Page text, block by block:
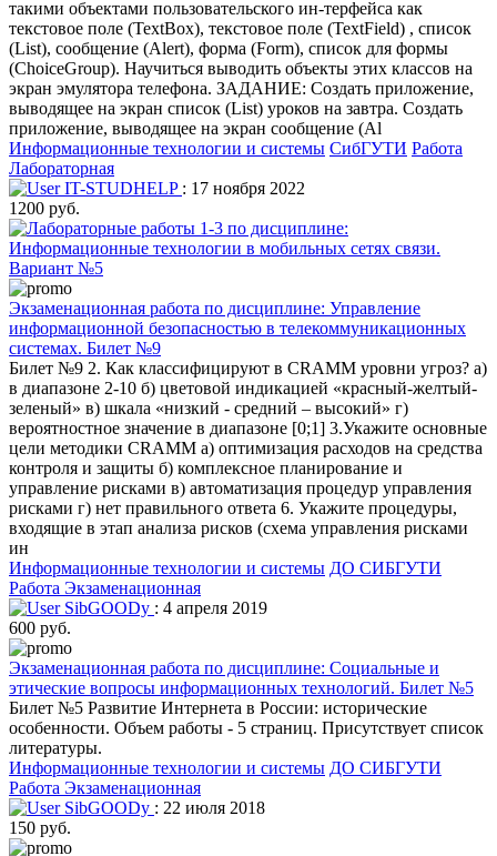
такими объектами пользовательского ин-терфейса как
текстовое поле (TextBox), текстовое поле (TextField) , список
(List), сообщение (Alert), форма (Form), список для формы
(ChoiceGroup). Научиться выводить объекты этих классов на
экран эмулятора телефона. ЗАДАНИЕ: Создать приложение,
выводящее на экран список (List) уроков на завтра. Создать
приложение, выводящее на экран сообщение (Al
Информационные технологии и системы СибГУТИ Работа
Лабораторная
IT-STUDHELP : 17 ноября 2022
1200 руб.
Экзаменационная работа по дисциплине: Управление
информационной безопасностью в телекоммуникационных
системах. Билет №9
Билет №9 2. Как классифицируют в CRAMM уровни угроз? а)
в диапазоне 2-10 б) цветовой индикацией «красный-желтый-
зеленый» в) шкала «низкий - средний – высокий» г)
вероятностное значение в диапазоне [0;1] 3.Укажите основные
цели методики CRAMM а) оптимизация расходов на средства
контроля и защиты б) комплексное планирование и
управление рисками в) автоматизация процедур управления
рисками г) нет правильного ответа 6. Укажите процедуры,
входящие в этап анализа рисков (схема управления рисками
ин
Информационные технологии и системы ДО СИБГУТИ
Работа Экзаменационная
SibGOODy : 4 апреля 2019
600 руб.
Экзаменационная работа по дисциплине: Социальные и
этические вопросы информационных технологий. Билет №5
Билет №5 Развитие Интернета в России: исторические
особенности. Объем работы - 5 страниц. Присутствует список
литературы.
Информационные технологии и системы ДО СИБГУТИ
Работа Экзаменационная
SibGOODy : 22 июля 2018
150 руб.